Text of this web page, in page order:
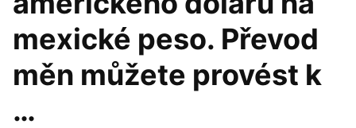
mexické peso. Převod
měn můžete provést k
…